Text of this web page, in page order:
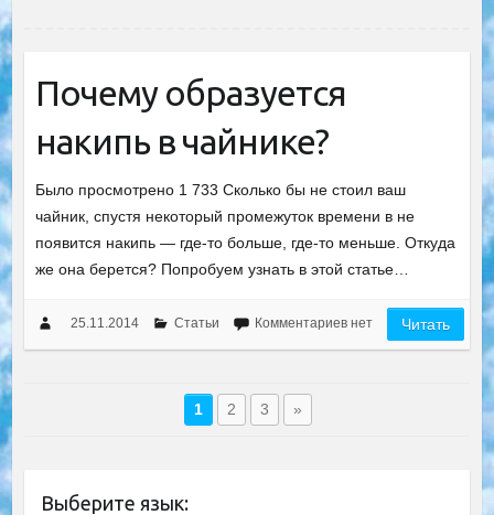
Почему образуется
накипь в чайнике?
Было просмотрено 1 733 Сколько бы не стоил ваш
чайник, спустя некоторый промежуток времени в не
появится накипь — где-то больше, где-то меньше. Откуда
же она берется? Попробуем узнать в этой статье…
25.11.2014 Статьи Комментариев нет Читать
1 2 3 »
Выберите язык: